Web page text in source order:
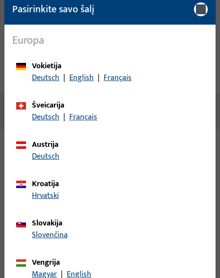
Gaminio aprašymas
Techniniai duomenys
Atsisiuntimai
Nėra prieinamo turinio
Variantai
Šiam gaminiui galimi šie variantai:
VK8 LG115 ZN
Pasirinkite savo šalį
Europa
Vokietija
Deutsch | English | Français
Šveicarija
Deutsch | Français
Austrija
Deutsch
Kroatija
Hrvatski
Slovakija
Slovenčina
Vengrija
Magyar | English